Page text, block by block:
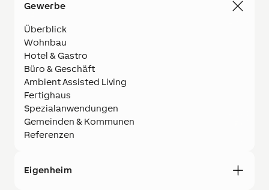
Gewerbe
Überblick
Wohnbau
Hotel & Gastro
Büro & Geschäft
Ambient Assisted Living
Fertighaus
Spezialanwendungen
Gemeinden & Kommunen
Referenzen
Eigenheim